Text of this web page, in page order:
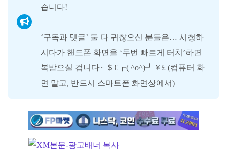
습니다!
‘구독과 댓글’ 둘 다 귀찮으신 분들은… 시청하
시다가 핸드폰 화면을 ‘두번 빠르게 터치’하면
복받으실 겁니다~ ＄€┏( ^o^)┛￥£ (컴퓨터 화
면 말고, 반드시 스마트폰 화면상에서)